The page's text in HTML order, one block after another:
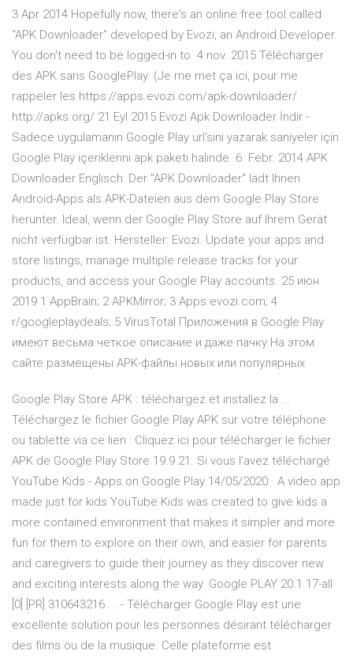
3 Apr 2014 Hopefully now, there's an online free tool called
“APK Downloader” developed by Evozi, an Android Developer.
You don't need to be logged-in to 4 nov. 2015 Télécharger
des APK sans GooglePlay. (Je me met ça ici, pour me
rappeler les https://apps.evozi.com/apk-downloader/ ·
http://apks.org/ 21 Eyl 2015 Evozi Apk Downloader İndir -
Sadece uygulamanın Google Play url'sini yazarak saniyeler için
Google Play içeriklerini apk paketi halinde 6. Febr. 2014 APK
Downloader Englisch: Der "APK Downloader" lädt Ihnen
Android-Apps als APK-Dateien aus dem Google Play Store
herunter. Ideal, wenn der Google Play Store auf Ihrem Gerät
nicht verfügbar ist. Hersteller: Evozi. Update your apps and
store listings, manage multiple release tracks for your
products, and access your Google Play accounts. 25 июн
2019 1 AppBrain; 2 APKMirror; 3 Apps.evozi.com; 4
r/googleplaydeals; 5 VirusTotal Приложения в Google Play
имеют весьма четкое описание и даже пачку На этом
сайте размещены APK-файлы новых или популярных
Google Play Store APK : téléchargez et installez la ...
Téléchargez le fichier Google Play APK sur votre téléphone
ou tablette via ce lien : Cliquez ici pour télécharger le fichier
APK de Google Play Store 19.9.21. Si vous l’avez téléchargé
YouTube Kids - Apps on Google Play 14/05/2020 · A video app
made just for kids YouTube Kids was created to give kids a
more contained environment that makes it simpler and more
fun for them to explore on their own, and easier for parents
and caregivers to guide their journey as they discover new
and exciting interests along the way. Google PLAY 20.1.17-all
[0] [PR] 310643216 ... - Télécharger Google Play est une
excellente solution pour les personnes désirant télécharger
des films ou de la musique. Celle plateforme est